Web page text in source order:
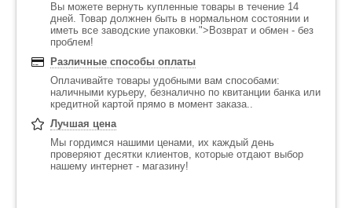
Вы можете вернуть купленные товары в течение 14
дней. Товар должнен быть в нормальном состоянии и
иметь все заводские упаковки.">Возврат и обмен - без
проблем!
Различные способы оплаты
Оплачивайте товары удобными вам способами:
наличными курьеру, безналично по квитанции банка или
кредитной картой прямо в момент заказа..
Лучшая цена
Мы гордимся нашими ценами, их каждый день
проверяют десятки клиентов, которые отдают выбор
нашему интернет - магазину!